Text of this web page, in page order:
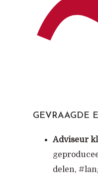
GEVRAAGDE
Adviseur
delen,